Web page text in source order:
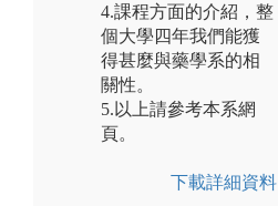
4.課程方面的介紹，整
個大學四年我們能獲
得甚麼與藥學系的相
關性。
5.以上請參考本系網
頁。
下載詳細資料